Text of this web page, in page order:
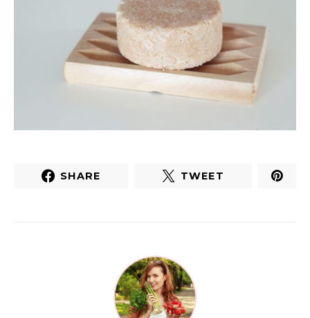
SHARE TWEET